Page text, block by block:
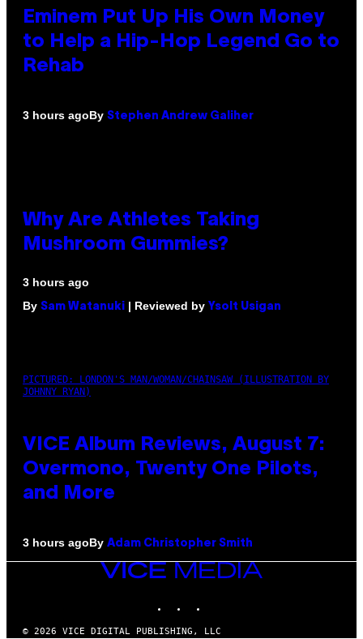
Eminem Put Up His Own Money
to Help a Hip-Hop Legend Go to
Rehab
3 hours agoBy Stephen Andrew Galiher
Why Are Athletes Taking
Mushroom Gummies?
3 hours ago
By Sam Watanuki | Reviewed by Ysolt Usigan
PICTURED: LONDON'S MAN/WOMAN/CHAINSAW (ILLUSTRATION BY
JOHNNY RYAN)
VICE Album Reviews, August 7:
Overmono, Twenty One Pilots,
and More
3 hours agoBy Adam Christopher Smith
VICE
MEDIA
© 2026 VICE DIGITAL PUBLISHING, LLC